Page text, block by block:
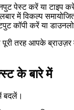
पेस्ट करें या टाइप
में विकल्प
कॉपी करें या
तरह आपके ब्राउज़र
के बारे में
बदलें।